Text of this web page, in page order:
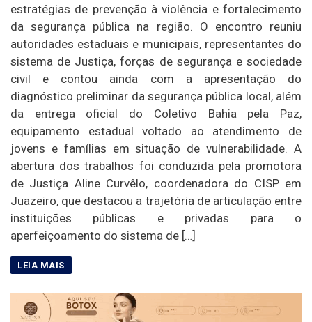
estratégias de prevenção à violência e fortalecimento
da segurança pública na região. O encontro reuniu
autoridades estaduais e municipais, representantes do
sistema de Justiça, forças de segurança e sociedade
civil e contou ainda com a apresentação do
diagnóstico preliminar da segurança pública local, além
da entrega oficial do Coletivo Bahia pela Paz,
equipamento estadual voltado ao atendimento de
jovens e famílias em situação de vulnerabilidade. A
abertura dos trabalhos foi conduzida pela promotora
de Justiça Aline Curvêlo, coordenadora do CISP em
Juazeiro, que destacou a trajetória de articulação entre
instituições públicas e privadas para o
aperfeiçoamento do sistema de […]